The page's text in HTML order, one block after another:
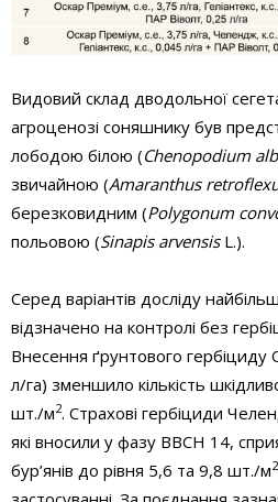
Видовий склад дводольної
агроценозі соняшнику був
лободою білою (Chenopodium
звичайною (Amaranthus
березковидним (Poly­gonum
польовою (Sinapis arvensis L.).
Серед варіантів досліду
відзначено на контролі без
Внесення ґрунтового гербіциду
л/га) зменшило кількість
шт./м2. Страхові гербіциди
які вносили у фазу ВВСН 14,
бур’янів до рівня 5,6 та 9,8 шт./м2